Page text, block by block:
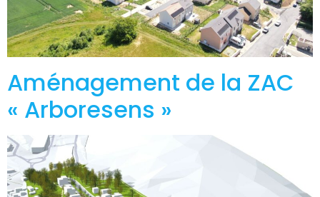
Aménagement de la ZAC
« Arboresens »